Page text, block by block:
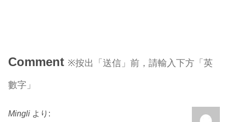
Comment ※按出「送信」前，請輸入下方「英
數字」
Mingli より: